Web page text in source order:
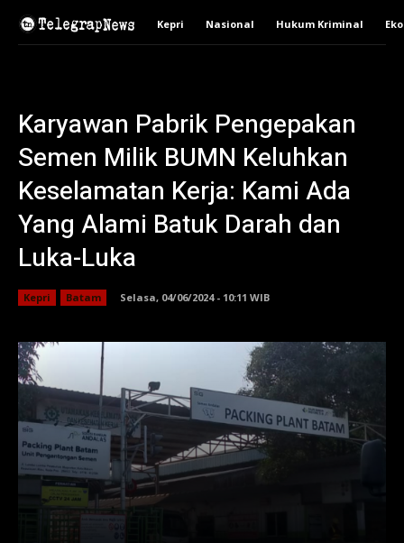
Kepri Nasional Hukum Kriminal
Karyawan Pabrik Pengepakan
Semen Milik BUMN Keluhkan
Keselamatan Kerja: Kami Ada
Yang Alami Batuk Darah dan
Luka-Luka
Kepri Batam Selasa, 04/06/2024 - 10:11 WIB